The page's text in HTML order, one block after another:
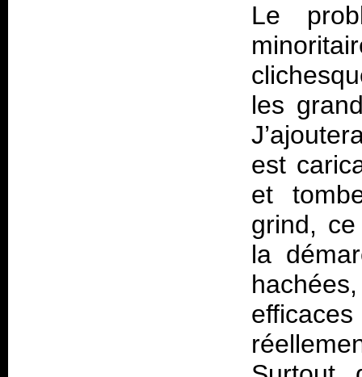
Le
les
est
et
grind,
la